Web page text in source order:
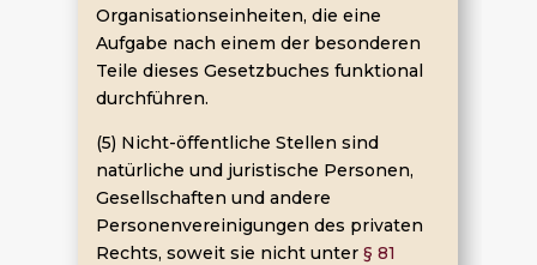
Organisationseinheiten, die eine
Aufgabe nach einem der besonderen
Teile dieses Gesetzbuches funktional
durchführen.
(5) Nicht-öffentliche Stellen sind
natürliche und juristische Personen,
Gesellschaften und andere
Personenvereinigungen des privaten
Rechts, soweit sie nicht unter § 81